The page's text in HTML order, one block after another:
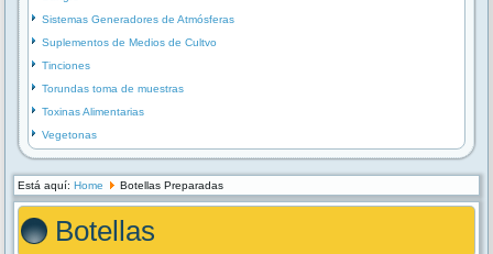
Sistemas Generadores de Atmósferas
Suplementos de Medios de Cultvo
Tinciones
Torundas toma de muestras
Toxinas Alimentarias
Vegetonas
Está aquí: Home Botellas Preparadas
Botellas